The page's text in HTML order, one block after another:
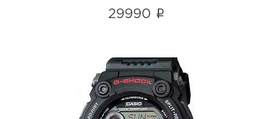
29990 i